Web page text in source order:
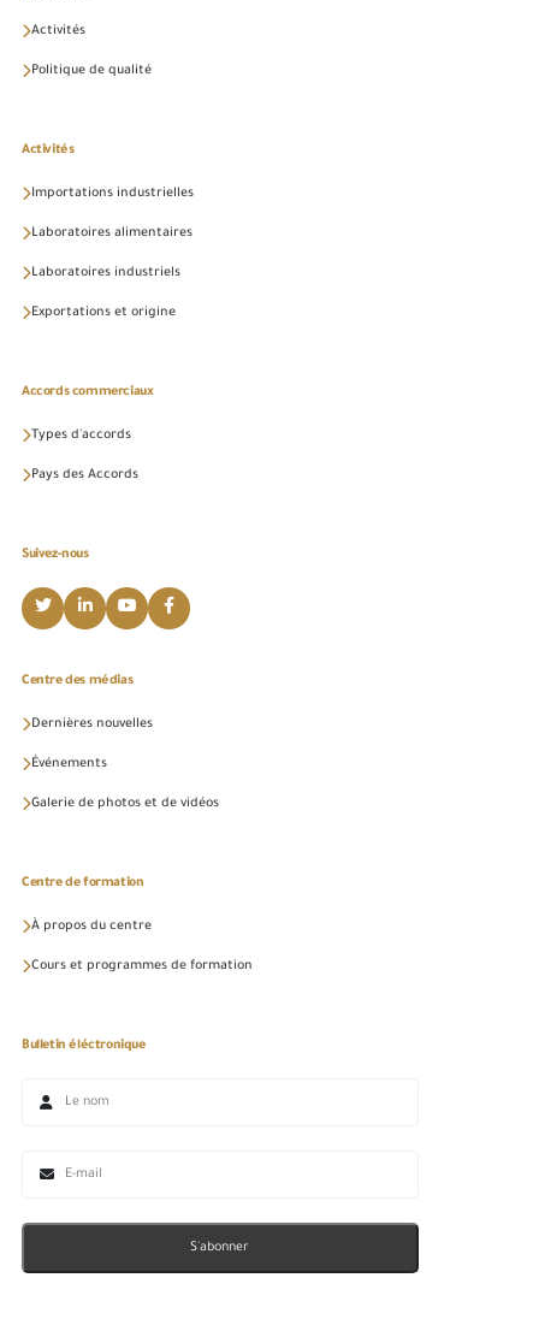
Activités
Politique de qualité
Activités
Importations industrielles
Laboratoires alimentaires
Laboratoires industriels
Exportations et origine
Accords commerciaux
Types d'accords
Pays des Accords
Suivez-nous
Centre des médias
Dernières nouvelles
Événements
Galerie de photos et de vidéos
Centre de formation
À propos du centre
Cours et programmes de formation
Bulletin éléctronique
S'abonner